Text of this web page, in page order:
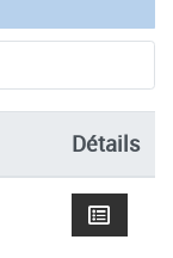
Détails